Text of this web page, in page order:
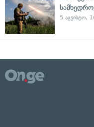
5 აგვისტო,